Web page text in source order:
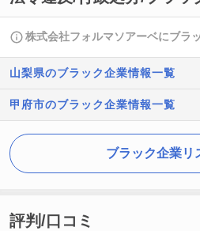
株式会社フォルマソアーベにブラ
山梨県のブラック企業情報一覧
甲府市のブラック企業情報一覧
ブラック企業リ
評判/口コミ